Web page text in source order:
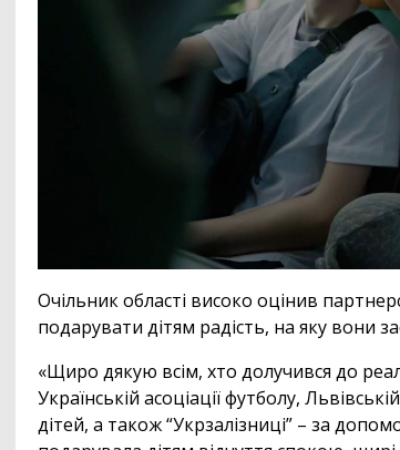
Очільник області високо оцінив
подарувати дітям радість, на яку вони
«Щиро дякую всім, хто долучився до
Українській асоціації футболу,
дітей, а також “Укрзалізниці” – за